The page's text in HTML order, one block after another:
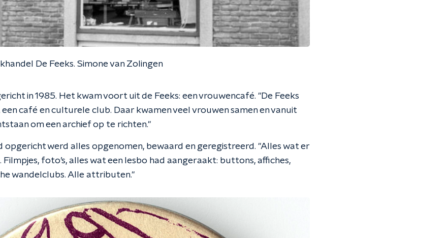
De Feeks. Simone van Zolingen
in 1985. Het kwam voort uit de Feeks: een vrouwencafé. "De Feeks
café en culturele club. Daar kwamen veel vrouwen samen en vanuit
om een archief op te richten."
opgericht werd alles opgenomen, bewaard en geregistreerd. "Alles wat er
Filmpjes, foto’s, alles wat een lesbo had aangeraakt: buttons, affiches,
wandelclubs. Alle attributen."